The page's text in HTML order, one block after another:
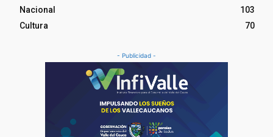
Nacional
103
Cultura
70
- Publicidad -